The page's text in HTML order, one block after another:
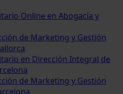
Online en Abogacía y
de Marketing y Gestión
en Dirección Integral de
de Marketing y Gestión